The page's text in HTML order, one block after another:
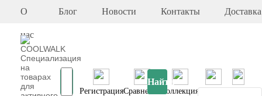
О
нас
Блог Новости Контакты Доставка
Найти
РегистрацияСравнение КоллекцияКорзинаАдрес